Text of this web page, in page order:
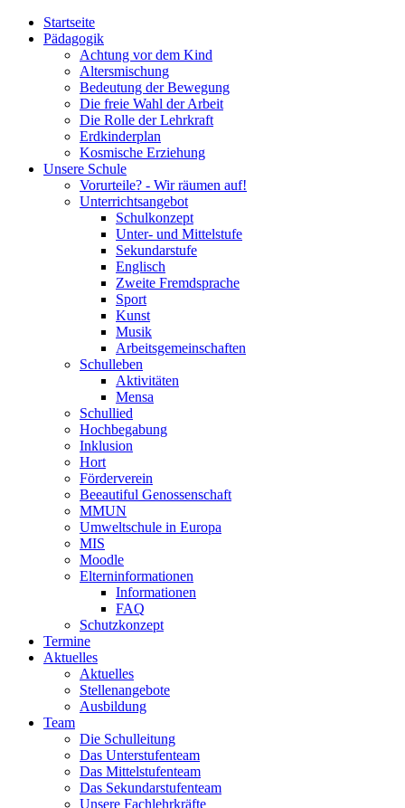
Startseite
Pädagogik
Achtung vor dem Kind
Altersmischung
Bedeutung der Bewegung
Die freie Wahl der Arbeit
Die Rolle der Lehrkraft
Erdkinderplan
Kosmische Erziehung
Unsere Schule
Vorurteile? - Wir räumen auf!
Unterrichtsangebot
Schulkonzept
Unter- und Mittelstufe
Sekundarstufe
Englisch
Zweite Fremdsprache
Sport
Kunst
Musik
Arbeitsgemeinschaften
Schulleben
Aktivitäten
Mensa
Schullied
Hochbegabung
Inklusion
Hort
Förderverein
Beeautiful Genossenschaft
MMUN
Umweltschule in Europa
MIS
Moodle
Elterninformationen
Informationen
FAQ
Schutzkonzept
Termine
Aktuelles
Aktuelles
Stellenangebote
Ausbildung
Team
Die Schulleitung
Das Unterstufenteam
Das Mittelstufenteam
Das Sekundarstufenteam
Unsere Fachlehrkräfte